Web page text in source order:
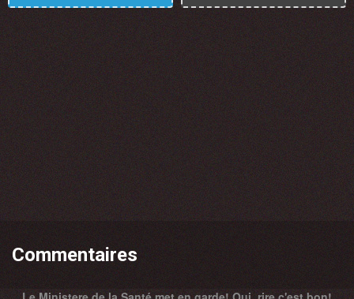
Commentaires